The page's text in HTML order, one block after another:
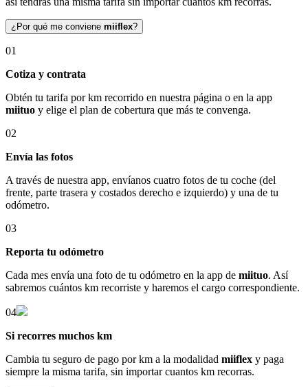
¿Por qué me conviene miiflex?
01
Cotiza y contrata
Obtén tu tarifa por km recorrido en nuestra página o en la app
miituo y elige el plan de cobertura que más te convenga.
02
Envía las fotos
A través de nuestra app, envíanos cuatro fotos de tu coche (del
frente, parte trasera y costados derecho e izquierdo) y una de tu
odómetro.
03
Reporta tu odómetro
Cada mes envía una foto de tu odómetro en la app de miituo. Así
sabremos cuántos km recorriste y haremos el cargo correspondiente.
04
Si recorres muchos km
Cambia tu seguro de pago por km a la modalidad miiflex y paga
siempre la misma tarifa, sin importar cuantos km recorras.